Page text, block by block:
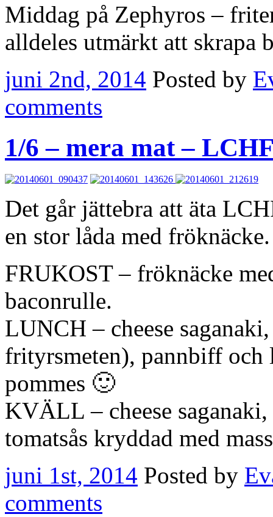
Middag på Zephyros –
alldeles utmärkt att skrapa
juni 2nd, 2014 Posted by
comments
1/6 – mera mat –
Det går jättebra att äta
en stor låda med fröknäcke.
FRUKOST – fröknäcke
baconrulle.
LUNCH – cheese
frityrsmeten), pannbiff
pommes 🙂
KVÄLL – cheese
tomatsås kryddad med
juni 1st, 2014 Posted by
comments